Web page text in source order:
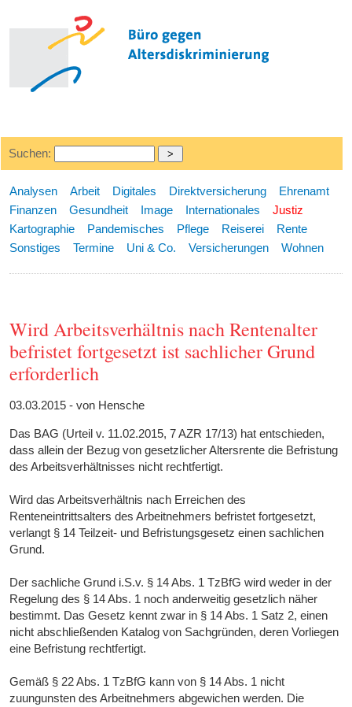
Suchen:
Analysen Arbeit Digitales Direktversicherung
Ehrenamt
Finanzen
Gesundheit Image Internationales
Justiz
Kartographie
Pandemisches Pflege Reiserei
Rente
Sonstiges
Termine Uni & Co. Versicherungen Wohnen
Wird Arbeitsverhältnis nach Rentenalter
befristet fortgesetzt ist sachlicher Grund
erforderlich
03.03.2015 - von Hensche
Das BAG (Urteil v. 11.02.2015, 7 AZR 17/13) hat entschieden,
dass allein der Bezug von gesetzlicher Altersrente die Befristung
des Arbeitsverhältnisses nicht rechtfertigt.
Wird das Arbeitsverhältnis nach Erreichen des
Renteneintrittsalters des Arbeitnehmers befristet fortgesetzt,
verlangt § 14 Teilzeit- und Befristungsgesetz einen sachlichen
Grund.
Der sachliche Grund i.S.v. § 14 Abs. 1 TzBfG wird weder in der
Regelung des § 14 Abs. 1 noch anderweitig gesetzlich näher
bestimmt. Das Gesetz kennt zwar in § 14 Abs. 1 Satz 2, einen
nicht abschließenden Katalog von Sachgründen, deren Vorliegen
eine Befristung rechtfertigt.
Gemäß § 22 Abs. 1 TzBfG kann von § 14 Abs. 1 nicht
zuungunsten des Arbeitnehmers abgewichen werden. Die